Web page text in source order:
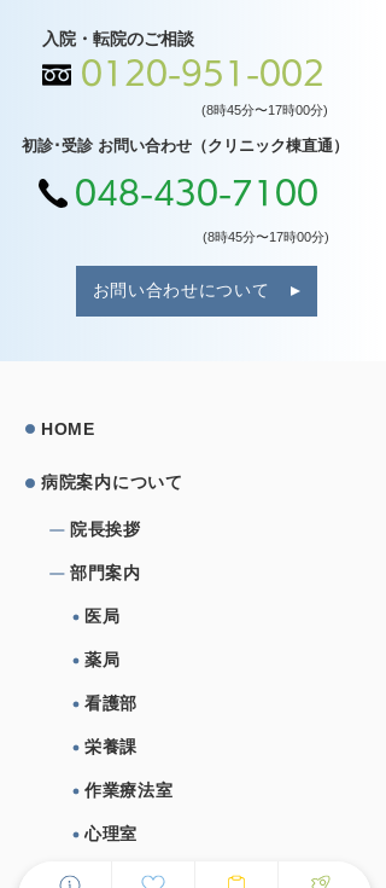
入院・転院のご相談
0120-951-002
(8時45分〜17時00分)
初診･受診 お問い合わせ（クリニック棟直通）
048-430-7100
(8時45分〜17時00分)
お問い合わせについて
HOME
病院案内について
院⻑挨拶
部⾨案内
医局
薬局
看護部
栄養課
作業療法室
心理室
施設概要、施設基準